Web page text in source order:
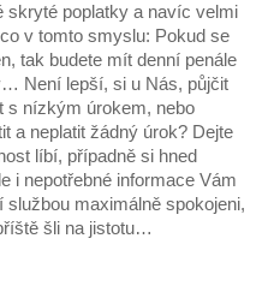
skryté poplatky a navíc velmi
v tomto smyslu: Pokud se
tak budete mít denní penále
Není lepší, si u Nás, půjčit
s nízkým úrokem, nebo
a neplatit žádný úrok? Dejte
líbí, případně si hned
i nepotřebné informace Vám
maximálně spokojeni,
šli na jistotu…